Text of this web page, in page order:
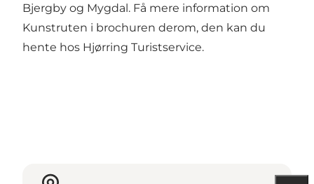
Bjergby og Mygdal. Få mere information om
Kunstruten i brochuren derom, den kan du
hente hos Hjørring Turistservice.